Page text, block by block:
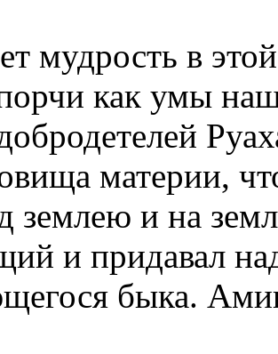
мудрость в
как умы
материи,
землею и на
и придавал
быка.